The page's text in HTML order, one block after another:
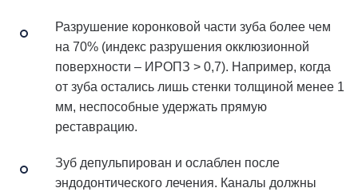
Разрушение коронковой части зуба более чем
на 70% (индекс разрушения окклюзионной
поверхности – ИРОПЗ > 0,7). Например, когда
от зуба остались лишь стенки толщиной менее 1
мм, неспособные удержать прямую
реставрацию.
Зуб депульпирован и ослаблен после
эндодонтического лечения. Каналы должны